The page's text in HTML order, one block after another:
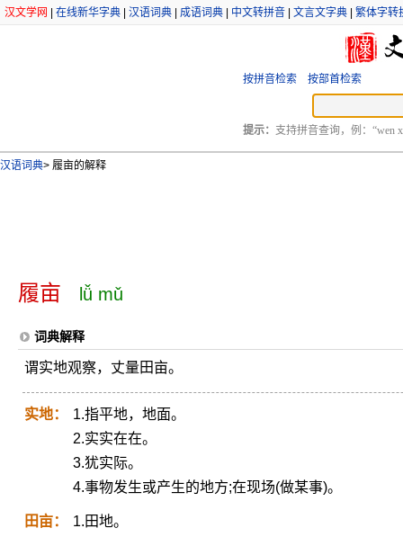
汉文学网 在线新华字典 汉语词典 成语词典 中文转拼音 文言文字典 繁体字转
按拼音检索 按部首检索
提示： 支持拼音查询，例：“wen
汉语词典> 履亩的解释
履亩 lǚ mǔ
词典解释
谓实地观察，丈量田亩。
实地：
1.指平地，地面。
2.实实在在。
3.犹实际。
4.事物发生或产生的地方;在现场(做某事)。
田亩：
1.田地。